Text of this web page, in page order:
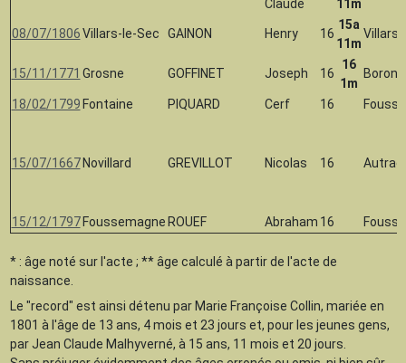
Claude 11m
08/07/1806Villars-le-Sec GAINON Henry 16
15a
11m
15/11/1771 Grosne GOFFINET Joseph 16
16
1m
Boron
18/02/1799 Fontaine PIQUARD Cerf 16
15/07/1667 Novillard GREVILLOT Nicolas 16
15/12/1797 Foussemagne ROUEF Abraham 16
* : âge noté sur l'acte ; ** âge calculé à partir de l'acte de
naissance.
Le "record" est ainsi détenu par Marie Françoise Collin, mariée en
1801 à l'âge de 13 ans, 4 mois et 23 jours et, pour les jeunes gens,
par Jean Claude Malhyverné, à 15 ans, 11 mois et 20 jours.